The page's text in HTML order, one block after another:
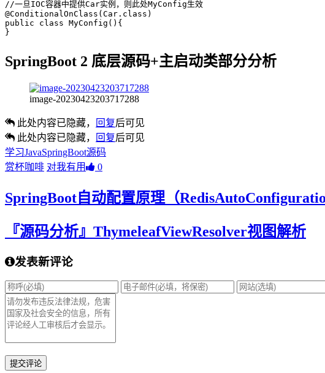
//一旦IOC容器中提供Car实例，则此处MyConfig生效
@ConditionalOnClass(Car.class)
public class MyConfig(){
}
SpringBoot 2 底层源码+主启动类部分分析
image-20230423203717288
此处内容已隐藏， 回复后可见
此处内容已隐藏，
回复后可见
学习JavaSpringBoot源码
赏杯咖啡 对我有用 0
SpringBoot自动配置原理（
『源码分析』ThymeleafViewResolver视图解析
发表新评论
提交评论